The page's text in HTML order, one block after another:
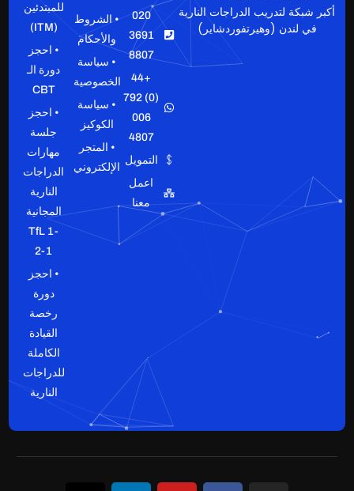
أكبر شبكة لتدريب الدراجات النارية
في لندن (وهيرتفوردشاير)
020
3691
8807
+44
(0) 792
006
4807
التمويل
اعمل
معنا
• الشروط
والأحكام
• سياسة
الخصوصية
• سياسة
الكوكيز
• المتجر
الإلكتروني
للمبتدئين
(ITM)
• احجز
دورة الـ
CBT
• احجز
جلسة
مهارات
الدراجات
النارية
المجانية
TfL 1-
2-1
• احجز
دورة
رخصة
القيادة
الكاملة
للدراجات
النارية